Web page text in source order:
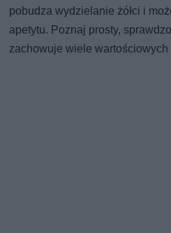
pobudza wydzielanie żółci i
apetytu. Poznaj prosty,
zachowuje wiele wartościowych